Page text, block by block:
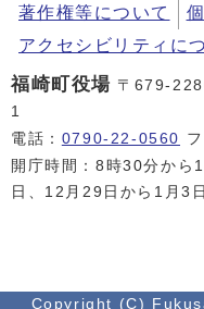
著作権等について
アクセシビリティに
福崎町役場 〒679-
1
電話： 0790-22-0560
開庁時間：8時30分から
日、12月29日から1月3
Copyright (C)